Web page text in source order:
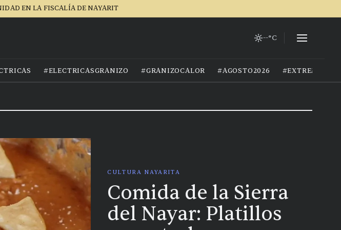
EN LA FISCALÍA DE NAYARIT
--°C
#ELECTRICASGRANIZO #GRANIZOCALOR #AGOSTO2026
CULTURA NAYARITA
Comida de la Sierra
del Nayar: Platillos